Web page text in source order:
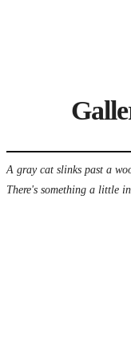
A gray cat slinks past a
There's something a little